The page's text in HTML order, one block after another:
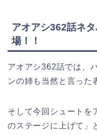
アオアシ362話ネ
場！！
アオアシ362話では、
ンの姉も当然と言った
そして今回シュートを
のステージに上げて」